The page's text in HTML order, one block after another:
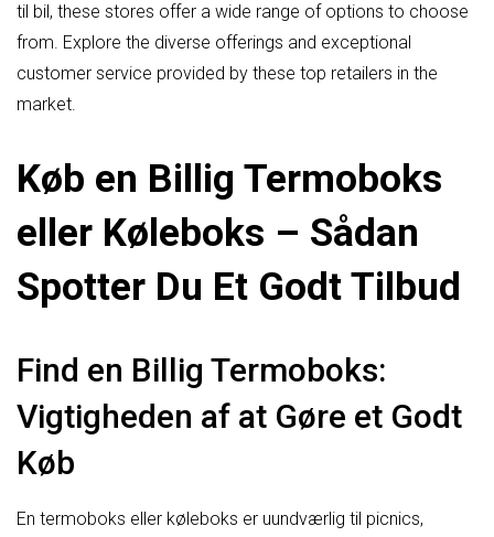
til bil, these stores offer a wide range of options to choose
from. Explore the diverse offerings and exceptional
customer service provided by these top retailers in the
market.
Køb en Billig Termoboks
eller Køleboks – Sådan
Spotter Du Et Godt Tilbud
Find en Billig Termoboks:
Vigtigheden af at Gøre et Godt
Køb
En termoboks eller køleboks er uundværlig til picnics,